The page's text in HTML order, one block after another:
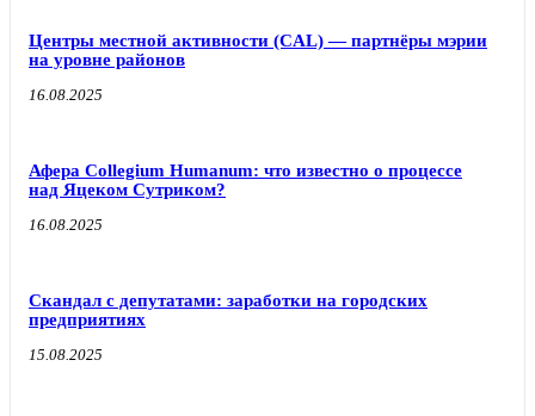
Центры местной активности (CAL) — партнёры мэрии
на уровне районов
16.08.2025
Афера Collegium Humanum: что известно о процессе
над Яцеком Сутриком?
16.08.2025
Скандал с депутатами: заработки на городских
предприятиях
15.08.2025